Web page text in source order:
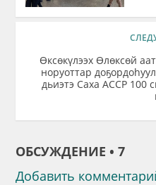
Өксөкүлээх Өлөксөй
норуоттар
дьиэтэ Саха АССР 100
ОБСУЖДЕНИЕ • 7
Добавить